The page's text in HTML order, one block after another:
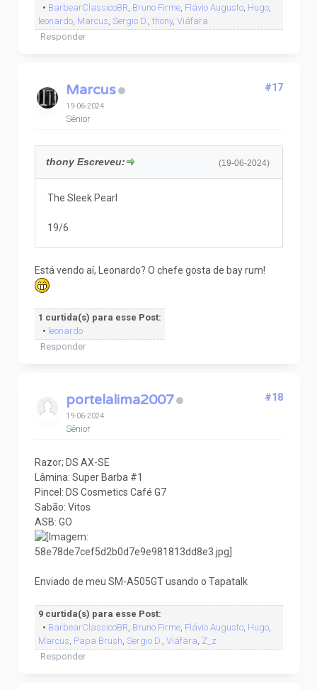
• BarbearClassicoBR Bruno Firme, Flávio Augusto, Hugo,
leonardo, Marcus Sergio D. thony, Viáfara
Responder
Marcus
19-06-2024
Sênior
#17
(19-06-2024)
thony Escreveu:
The Sleek Pearl
19/6
Está vendo aí, Leonardo? O chefe gosta de bay rum!
1 curtida(s) para esse Post:
• leonardo
Responder
portelalima2007
19-06-2024
Sênior
#18
Razor; DS AX-SE
Lâmina: Super Barba #1
Pincel: DS Cosmetics Café G7
Sabão: Vitos
ASB: GO
Enviado de meu SM-A505GT usando o Tapatalk
9 curtida(s) para esse Post:
• BarbearClassicoBR Bruno Firme, Flávio Augusto, Hugo,
Marcus Papa Brush Sergio D. Viáfara Z_z
Responder